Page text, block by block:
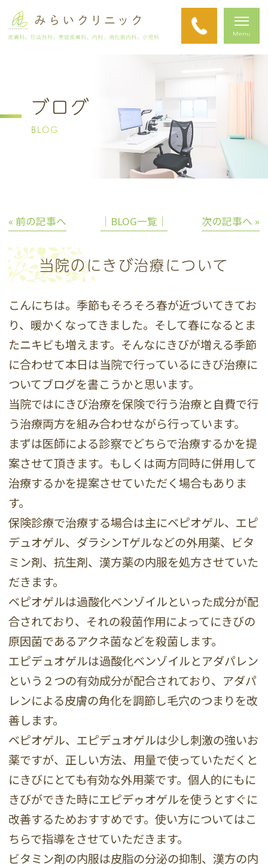
ブログ
BLOG
« 前の記事へ │BLOG一覧│ 次の記事へ »
当院のにきび治療について
こんにちは。季節もそろそろ春が近づいてきてお
り、暖かくなってきました。そして春になるとま
たニキビも増えます。そんなにきびが増える季節
に合わせて本日は当院で行っているにきび治療に
ついてブログを書こうかと思います。
当院ではにきび治療を保険で行う治療と自費で行
う治療両方を組み合わせながら行っています。
まずは医師による診察でどちらで治療するかを提
案させて頂きます。もしくは両方同時に併用して
治療するかを提案させていただく場合もありま
す。
保険診療で治療する場合は主にベピオゲル、エピ
デュオゲル、ダラシンTゲルなどの外用薬、ビタ
ミン剤、抗生剤、漢方薬の内服を処方させていた
だきます。
ベピオゲルは過酸化ベンゾイルといった成分が配
合されており、それの殺菌作用によってにきびの
原因菌であるアクネ菌などを殺菌します。
エピデュオゲルは過酸化ベンゾイルとアダパレン
という２つの有効成分が配合されており、アダパ
レンによる皮膚の角化を調節し毛穴のつまりを改
善します。
ベピオゲル、エピデュオゲルは少し刺激の強いお
薬ですが、正しい方法、用量で使っていただくと
にきびにとても有効な外用薬です。個人的にもに
きびができた時にエピデゥオゲルを使うとすぐに
改善するためおすすめです。使い方についてはこ
ちらで指導をさせていただきます。
ビタミン剤の内服は皮脂の分泌の抑制、漢方の内